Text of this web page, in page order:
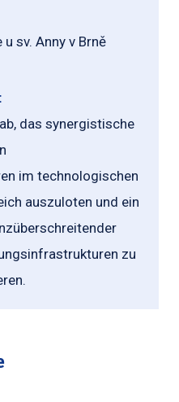
sv. Anny v Brně
das synergistische
im technologischen
auszuloten und ein
zu